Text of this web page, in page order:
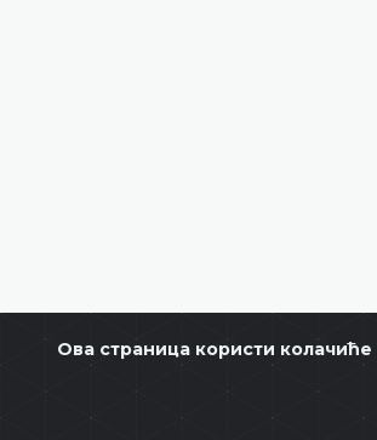
Ова страница користи колачиће